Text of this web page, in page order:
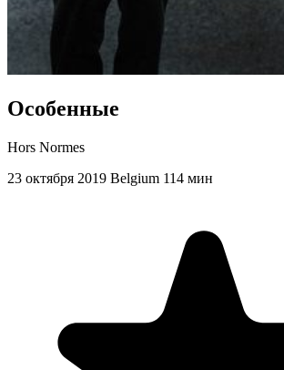
Особенные
Hors Normes
23 октября 2019 Belgium 114 мин